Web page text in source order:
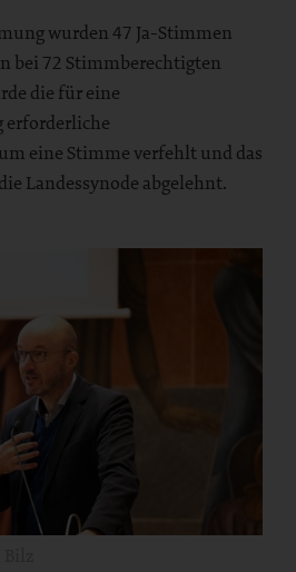
wurden 47 Ja-Stimmen
bei 72 Stimmberechtigten
die für eine
erforderliche
eine Stimme verfehlt und das
Landessynode abgelehnt.